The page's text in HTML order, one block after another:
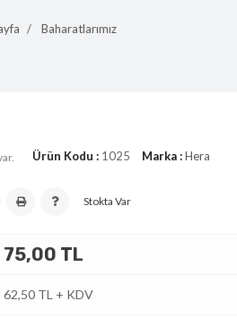
Baharatlarımız
Ürün Kodu : 1025 Marka :Hera
Stokta Var
75,00 TL
62,50 TL + KDV